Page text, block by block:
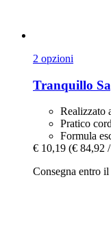
2 opzioni
Tranquillo
Realizzato
Pratico
Formula
€ 10,19 (€ 84,92
Consegna entro